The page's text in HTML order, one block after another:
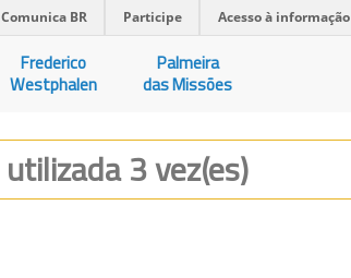
Comunica BR Participe Acesso à informação
Frederico
Westphalen
Palmeira
das Missões
utilizada 3 vez(es)